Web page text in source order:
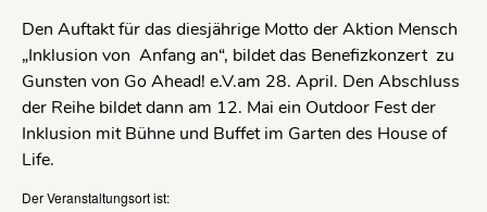
Den Auftakt für das diesjährige Motto der Aktion Mensch
„Inklusion von Anfang an“, bildet das Benefizkonzert zu
Gunsten von Go Ahead! e.V.am 28. April. Den Abschluss
der Reihe bildet dann am 12. Mai ein Outdoor Fest der
Inklusion mit Bühne und Buffet im Garten des House of
Life.
Der Veranstaltungsort ist: